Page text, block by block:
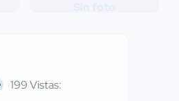
199 Vistas: